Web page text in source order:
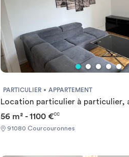
for impermanence Documents requis: - Garanties
financières - Carte d'identité - Motif
transitoire
PARTICULIER APPARTEMENT
Location particulier à particulier,
56 m² - 1100 €CC
91080 Courcouronnes